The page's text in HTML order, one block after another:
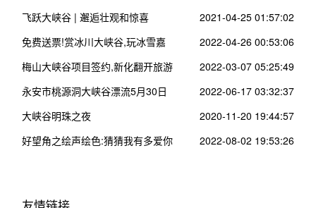
过评审进入施工设计实施阶段
飞跃大峡谷 | 邂逅壮观和惊喜
2021-04-25 01:57:02
免费送票!赏冰川大峡谷,玩冰雪嘉
年华~
2022-04-26 00:53:06
梅山大峡谷项目签约,新化翻开旅游
新篇章
2022-03-07 05:25:49
永安市桃源洞大峡谷漂流5月30日
正式启动,明天进入试营业!
2022-06-17 03:32:37
大峡谷明珠之夜
2020-11-20 19:44:57
好望角之绘声绘色:猜猜我有多爱你
2022-08-02 19:53:26